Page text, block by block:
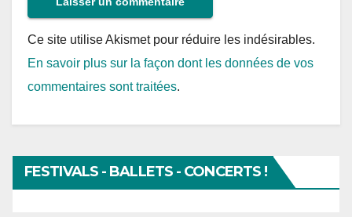
Ce site utilise Akismet pour réduire les indésirables.
En savoir plus sur la façon dont les données de vos
commentaires sont traitées.
FESTIVALS - BALLETS - CONCERTS !